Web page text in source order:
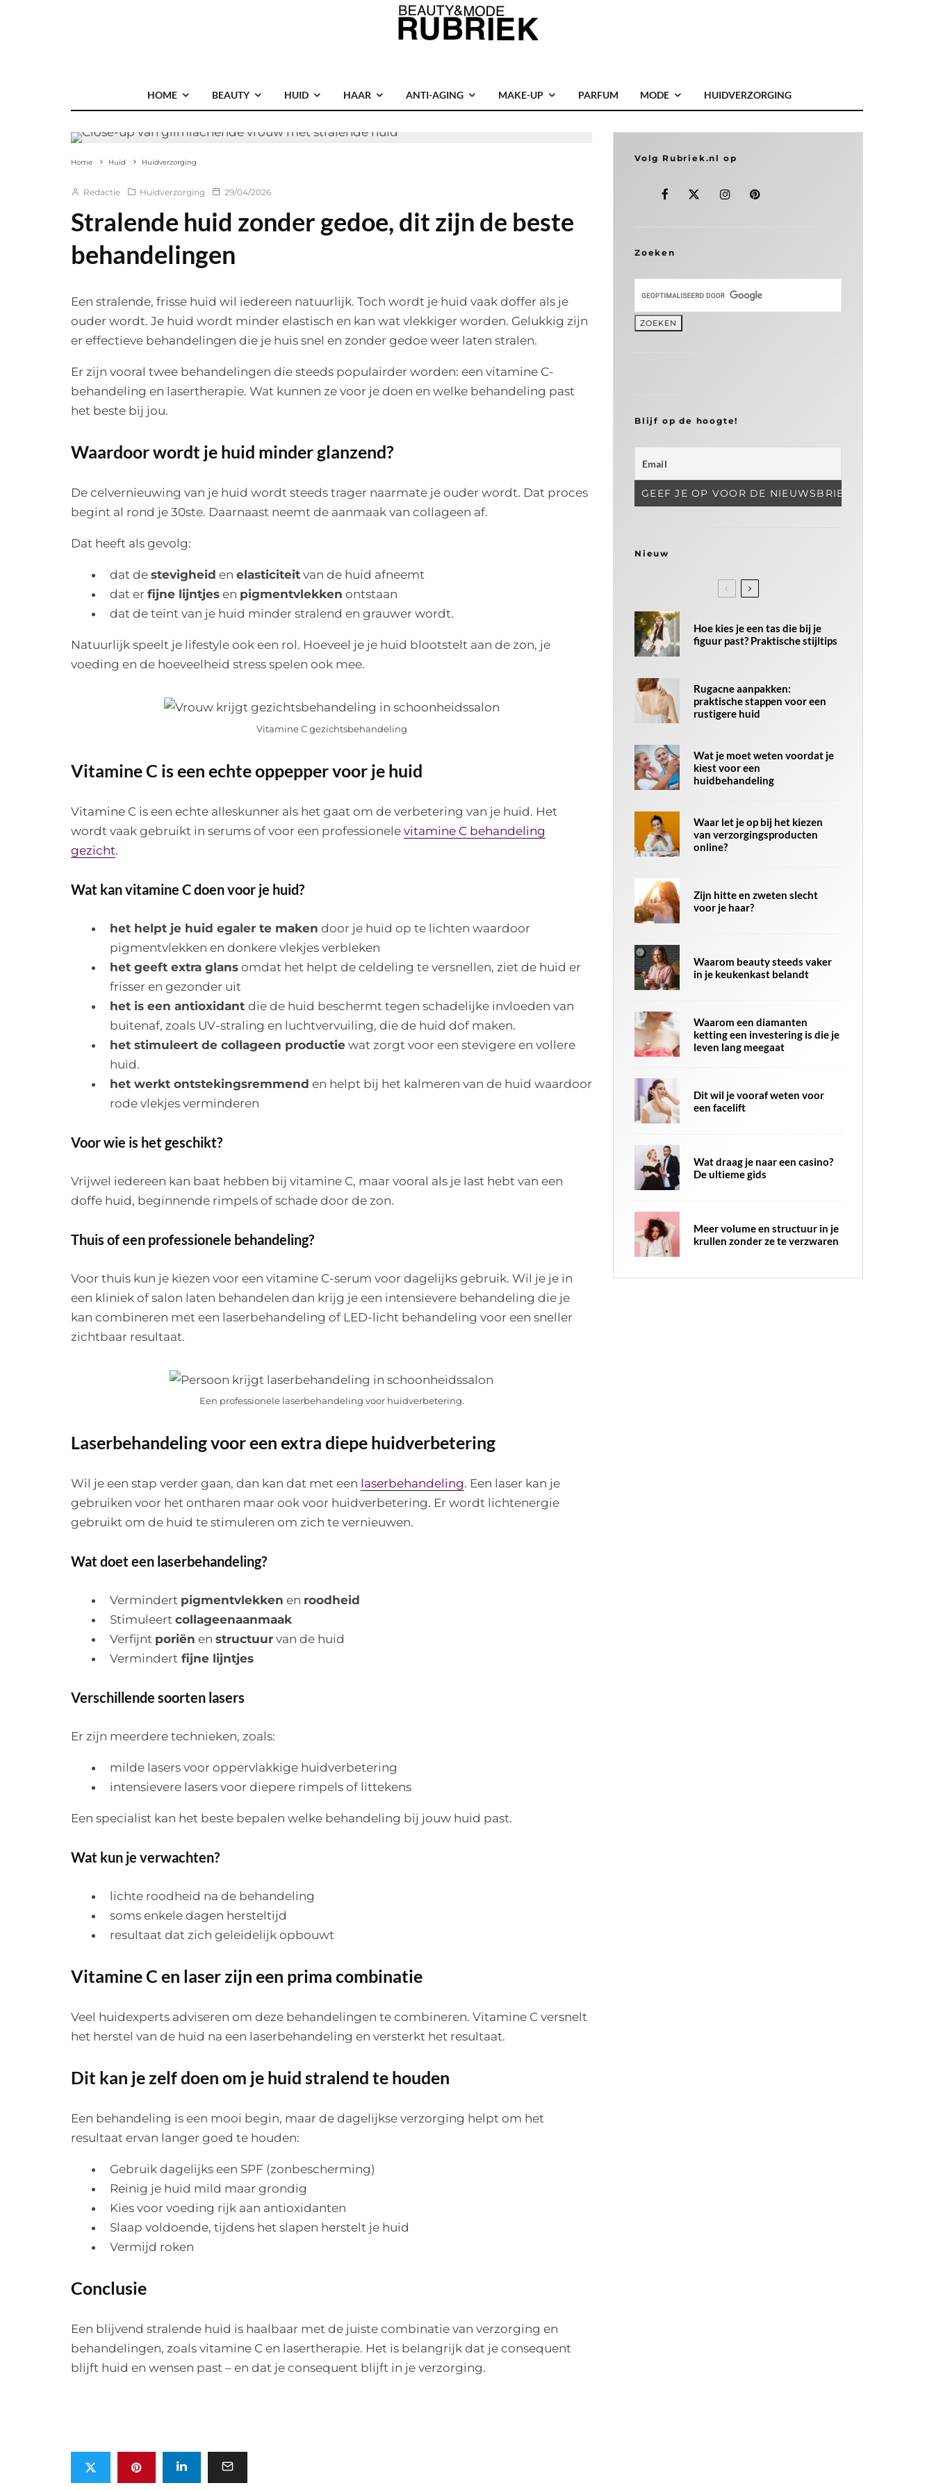
HOME BEAUTY HUID HAAR ANTI-AGING MAKE-UP PARFUM MODE HUIDVERZORGING
Home Huid Huidverzorging
Redactie Huidverzorging 29/04/2026
Stralende huid zonder gedoe, dit zijn de beste
behandelingen
Een stralende, frisse huid wil iedereen natuurlijk. Toch wordt je huid vaak doffer als je
ouder wordt. Je huid wordt minder elastisch en kan wat vlekkiger worden. Gelukkig zijn
er effectieve behandelingen die je huis snel en zonder gedoe weer laten stralen.
Er zijn vooral twee behandelingen die steeds populairder worden: een vitamine C-
behandeling en lasertherapie. Wat kunnen ze voor je doen en welke behandeling past
het beste bij jou.
Waardoor wordt je huid minder glanzend?
De celvernieuwing van je huid wordt steeds trager naarmate je ouder wordt. Dat proces
begint al rond je 30ste. Daarnaast neemt de aanmaak van collageen af.
Dat heeft als gevolg:
dat de stevigheid en elasticiteitvan de huid afneemt
dat er fijne lijntjesen pigmentvlekken ontstaan
dat de teint van je huid minder stralend en grauwer wordt.
Natuurlijk speelt je lifestyle ook een rol. Hoeveel je je huid blootstelt aan de zon, je
voeding en de hoeveelheid stress spelen ook mee.
Vitamine C gezichtsbehandeling
Vitamine C is een echte oppepper voor je huid
Vitamine C is een echte alleskunner als het gaat om de verbetering van je huid. Het
wordt vaak gebruikt in serums of voor een professionele vitamine C behandeling
gezicht.
Wat kan vitamine C doen voor je huid?
het helpt je huid egaler te maken door je huid op te lichten waardoor
pigmentvlekken en donkere vlekjes verbleken
het geeft extra glansomdat het helpt de celdeling te versnellen, ziet de huid er
frisser en gezonder uit
het is een antioxidant die de huid beschermt tegen schadelijke invloeden van
buitenaf, zoals UV-straling en luchtvervuiling, die de huid dof maken.
het stimuleert de collageen productiewat zorgt voor een stevigere en vollere
huid.
het werkt ontstekingsremmend en helpt bij het kalmeren van de huid waardoor
rode vlekjes verminderen
Voor wie is het geschikt?
Vrijwel iedereen kan baat hebben bij vitamine C, maar vooral als je last hebt van een
doffe huid, beginnende rimpels of schade door de zon.
Thuis of een professionele behandeling?
Voor thuis kun je kiezen voor een vitamine C-serum voor dagelijks gebruik. Wil je je in
een kliniek of salon laten behandelen dan krijg je een intensievere behandeling die je
kan combineren met een laserbehandeling of LED-licht behandeling voor een sneller
zichtbaar resultaat.
Een professionele laserbehandeling voor huidverbetering.
Laserbehandeling voor een extra diepe huidverbetering
Wil je een stap verder gaan, dan kan dat met een laserbehandeling. Een laser kan je
gebruiken voor het ontharen maar ook voor huidverbetering. Er wordt lichtenergie
gebruikt om de huid te stimuleren om zich te vernieuwen.
Wat doet een laserbehandeling?
Vermindert pigmentvlekken en roodheid
Stimuleert collageenaanmaak
Verfijnt poriën en structuurvan de huid
Vermindertfijne lijntjes
Verschillende soorten lasers
Er zijn meerdere technieken, zoals:
milde lasers voor oppervlakkige huidverbetering
intensievere lasers voor diepere rimpels of littekens
Een specialist kan het beste bepalen welke behandeling bij jouw huid past.
Wat kun je verwachten?
lichte roodheid na de behandeling
soms enkele dagen hersteltijd
resultaat dat zich geleidelijk opbouwt
Vitamine C en laser zijn een prima combinatie
Veel huidexperts adviseren om deze behandelingen te combineren. Vitamine C versnelt
het herstel van de huid na een laserbehandeling en versterkt het resultaat.
Dit kan je zelf doen om je huid stralend te houden
Een behandeling is een mooi begin, maar de dagelijkse verzorging helpt om het
resultaat ervan langer goed te houden:
Gebruik dagelijks een SPF (zonbescherming)
Reinig je huid mild maar grondig
Kies voor voeding rijk aan antioxidanten
Slaap voldoende, tijdens het slapen herstelt je huid
Vermijd roken
Conclusie
Een blijvend stralende huid is haalbaar met de juiste combinatie van verzorging en
behandelingen, zoals vitamine C en lasertherapie. Het is belangrijk dat je consequent
blijft huid en wensen past – en dat je consequent blijft in je verzorging.
Volg Rubriek.nl op
Zoeken
Blijf op de hoogte!
Nieuw
Hoe kies je een tas die bij je
figuur past? Praktische stijltips
Rugacne aanpakken:
praktische stappen voor een
rustigere huid
Wat je moet weten voordat je
kiest voor een
huidbehandeling
Waar let je op bij het kiezen
van verzorgingsproducten
online?
Zijn hitte en zweten slecht
voor je haar?
Waarom beauty steeds vaker
in je keukenkast belandt
Waarom een diamanten
ketting een investering is die je
leven lang meegaat
Dit wil je vooraf weten voor
een facelift
Wat draag je naar een casino?
De ultieme gids
Meer volume en structuur in je
krullen zonder ze te verzwaren